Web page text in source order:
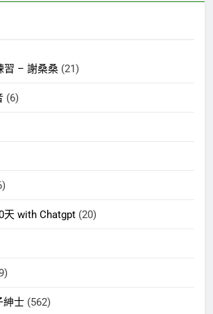
習 – 謝桑桑 (21)
(6)
天 with Chatgpt (20)
紳士 (562)